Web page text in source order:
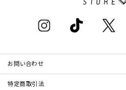
お問い合わせ
特定商取引法